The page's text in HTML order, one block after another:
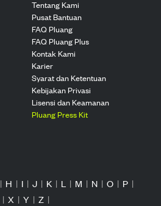
Tentang Kami
Pusat Bantuan
FAQ Pluang
FAQ Pluang Plus
Kontak Kami
Karier
Syarat dan Ketentuan
Kebijakan Privasi
Lisensi dan Keamanan
Pluang Press Kit
| H | I | J | K | L | M | N | O | P |
| X | Y | Z |